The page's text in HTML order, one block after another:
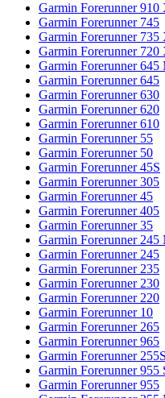
Garmin Forerunner 910
Garmin Forerunner 745
Garmin Forerunner 735
Garmin Forerunner 720
Garmin Forerunner 645
Garmin Forerunner 645
Garmin Forerunner 630
Garmin Forerunner 620
Garmin Forerunner 610
Garmin Forerunner 55
Garmin Forerunner 50
Garmin Forerunner 45S
Garmin Forerunner 305
Garmin Forerunner 45
Garmin Forerunner 405
Garmin Forerunner 35
Garmin Forerunner 245
Garmin Forerunner 245
Garmin Forerunner 235
Garmin Forerunner 230
Garmin Forerunner 220
Garmin Forerunner 10
Garmin Forerunner 265
Garmin Forerunner 965
Garmin Forerunner
Garmin Forerunner 955
Garmin Forerunner 955